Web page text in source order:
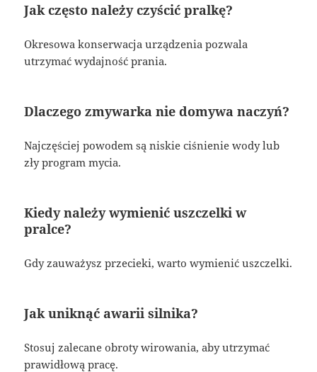
Jak często należy czyścić pralkę?
Okresowa konserwacja urządzenia pozwala
utrzymać wydajność prania.
Dlaczego zmywarka nie domywa naczyń?
Najczęściej powodem są niskie ciśnienie wody lub
zły program mycia.
Kiedy należy wymienić uszczelki w
pralce?
Gdy zauważysz przecieki, warto wymienić uszczelki.
Jak uniknąć awarii silnika?
Stosuj zalecane obroty wirowania, aby utrzymać
prawidłową pracę.